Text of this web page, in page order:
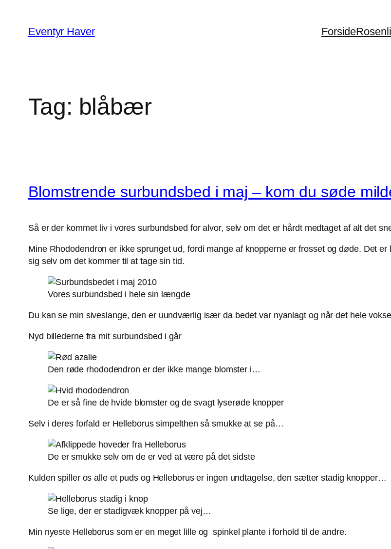
indhold
Eventyr Haver Forside
Tag: blåbær
Blomstrende surbundsbed i maj – kom du søde
Så er der kommet liv i vores surbundsbed for alvor, selv om det er hårdt medtaget af alt det
Mine Rhododendron er ikke sprunget ud, fordi mange af knopperne er frosset og døde. Det
sig selv om det kommer til at tage sin tid.
Vores surbundsbed i hele sin længde
Du kan se min siveslange, den er uundværlig især da bedet var nyanlagt og når det hele
Nyd billederne fra mit surbundsbed i går
Den røde rhododendron er der ikke mange blomster i…
De er så fine de hvide blomster og de svagt lyserøde knopper
Selv i deres forfald er Helleborus simpelthen så smukke at se på…
De er smukke selv om de er ved at være på det sidste
Kulden spiller os alle et puds og Helleborus er ingen undtagelse, den sætter stadig knopper…
Se lige, der er stadigvæk knopper på vej…
Min nyeste Helleborus som er en meget lille og spinkel plante i forhold til de andre.